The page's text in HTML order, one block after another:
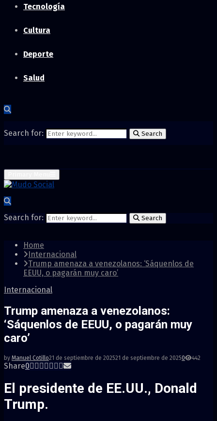
Tecnología
Cultura
Deporte
Salud
Search for: Search
Search for: Search
Home
Internacional
Trump amenaza a venezolanos: ‘Sáquenlos de
EEUU, o pagarán muy caro’
Internacional
Trump amenaza a venezolanos:
‘Sáquenlos de EEUU, o pagarán muy
caro’
by Manuel Cotillo21 de septiembre de 202521 de septiembre de 20250 442
Share0
El presidente de EE.UU., Donald
Trump.